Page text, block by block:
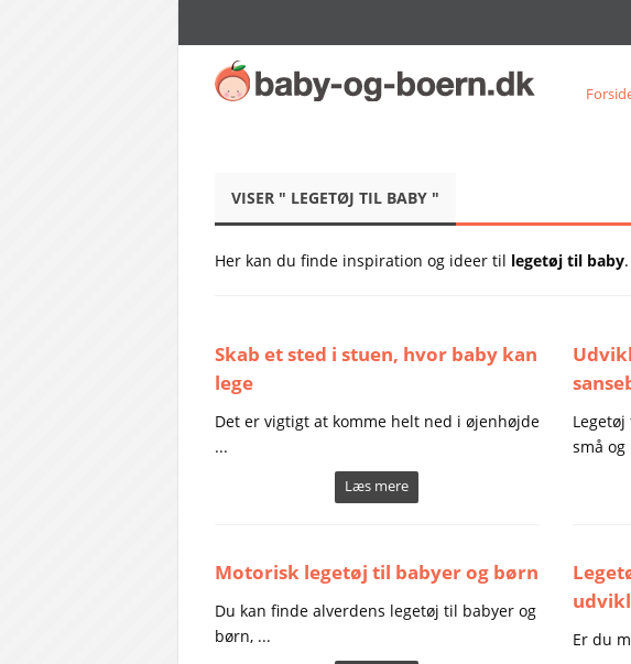
VISER " LEGETØJ TIL BABY "
Her kan du finde inspiration og ideer til legetøj til baby.
Skab et sted i stuen, hvor baby kan
lege
Det er vigtigt at komme helt ned i øjenhøjde
...
Læs mere
små og
Motorisk legetøj til babyer og børn
Du kan finde alverdens legetøj til babyer og
børn, ...
Er du